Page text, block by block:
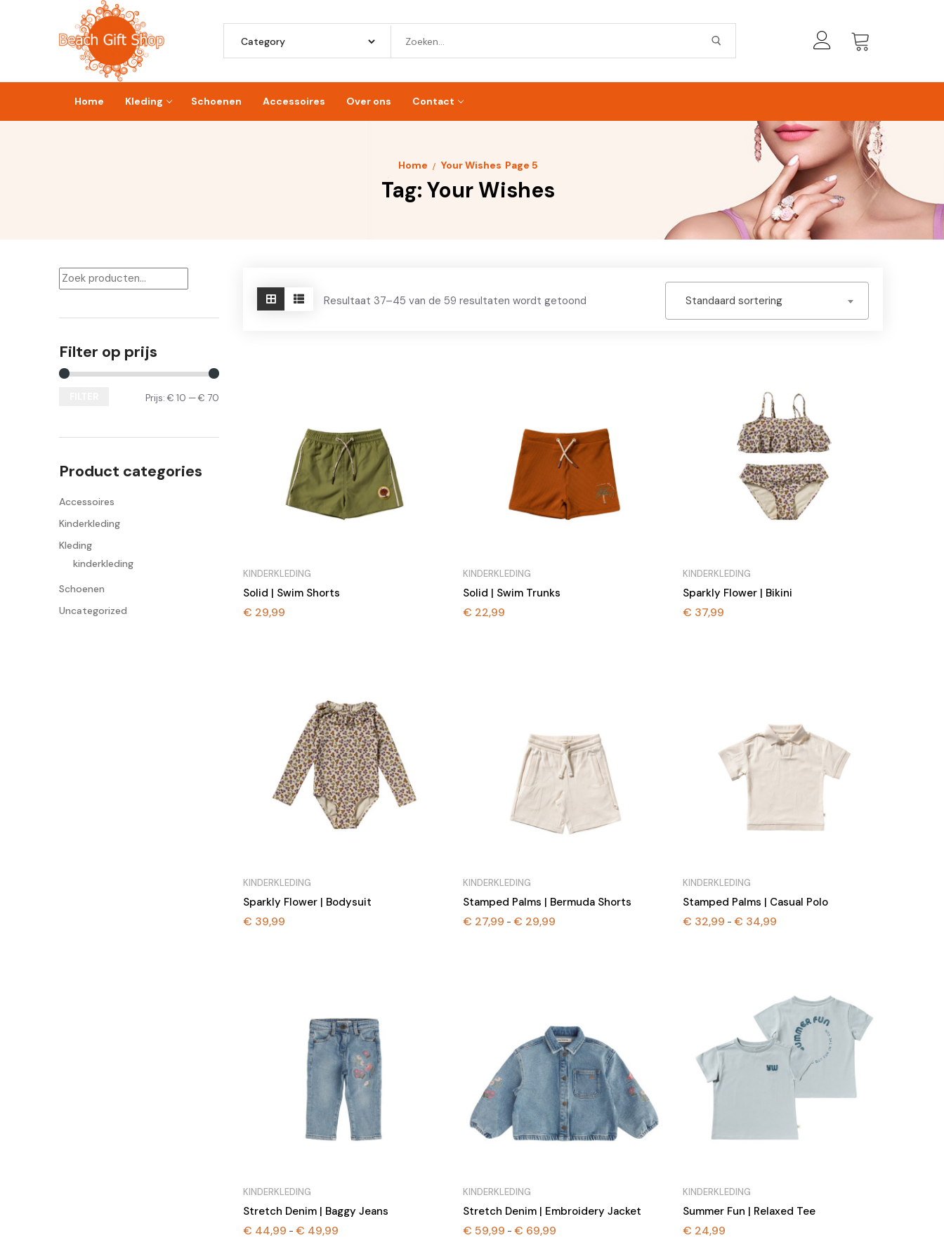
Home Kleding Schoenen Accessoires Over ons Contact
Home Your Wishes Page 5
Tag: Your Wishes
Filter op prijs
Prijs:€ 10 —€ 70
Product categories
Accessoires
Kinderkleding
Kleding
kinderkleding
Schoenen
Uncategorized
Resultaat 37–45 van de 59 resultaten wordt getoond Standaard sortering
KINDERKLEDING
Solid | Swim Shorts
€ 29,99
KINDERKLEDING
Solid | Swim Trunks
€ 22,99
KINDERKLEDING
Sparkly Flower | Bikini
€ 37,99
KINDERKLEDING
Sparkly Flower | Bodysuit
€ 39,99
KINDERKLEDING
Stamped Palms | Bermuda Shorts
€ 27,99 - € 29,99Prijsklasse:
KINDERKLEDING
Stamped Palms | Casual Polo
€ 32,99 - € 34,99Prijsklasse:
KINDERKLEDING
Stretch Denim | Baggy Jeans
€ 44,99 - € 49,99
KINDERKLEDING
Stretch Denim | Embroidery Jacket
€ 59,99 - € 69,99Prijsklasse:
KINDERKLEDING
Summer Fun | Relaxed Tee
€ 24,99